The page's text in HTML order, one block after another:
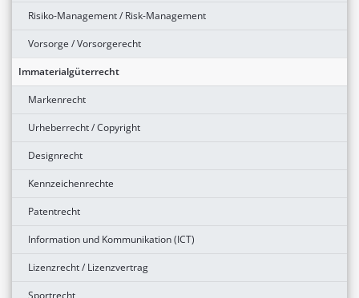
Risiko-Management / Risk-Management
Vorsorge / Vorsorgerecht
Immaterialgüterrecht
Markenrecht
Urheberrecht / Copyright
Designrecht
Kennzeichenrechte
Patentrecht
Information und Kommunikation (ICT)
Lizenzrecht / Lizenzvertrag